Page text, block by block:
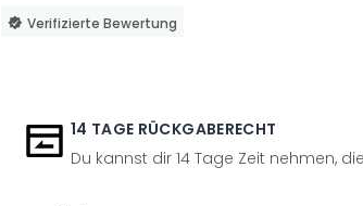
Verifizierte Bewertung
14 TAGE RÜCKGABERECHT
Du kannst dir 14 Tage Zeit nehmen,